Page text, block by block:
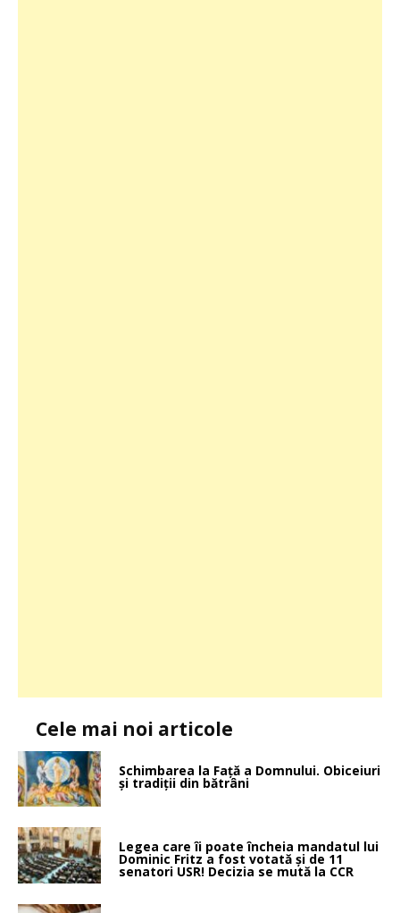
Cele mai noi articole
Schimbarea la Faţă a Domnului. Obiceiuri
și tradiții din bătrâni
Legea care îi poate încheia mandatul lui
Dominic Fritz a fost votată și de 11
senatori USR! Decizia se mută la CCR